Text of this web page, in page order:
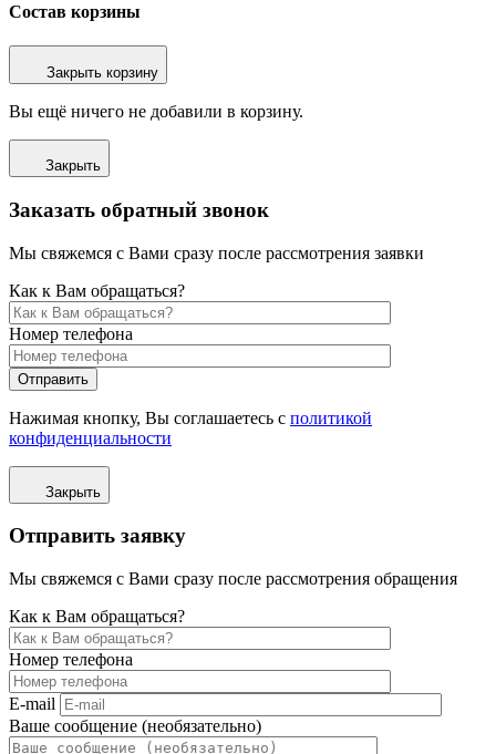
Состав корзины
Закрыть корзину
Вы ещё ничего не добавили в корзину.
Закрыть
Заказать обратный звонок
Мы свяжемся с Вами сразу после рассмотрения заявки
Как к Вам обращаться?
Номер телефона
Отправить
Нажимая кнопку, Вы соглашаетесь с политикой
конфиденциальности
Закрыть
Отправить заявку
Мы свяжемся с Вами сразу после рассмотрения обращения
Как к Вам обращаться?
Номер телефона
E-mail
Ваше сообщение (необязательно)